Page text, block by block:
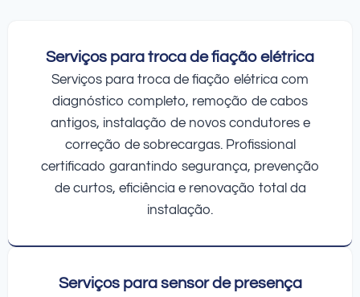
Serviços para troca de fiação elétrica
Serviços para troca de fiação elétrica com
diagnóstico completo, remoção de cabos
antigos, instalação de novos condutores e
correção de sobrecargas. Profissional
certificado garantindo segurança, prevenção
de curtos, eficiência e renovação total da
instalação.
Serviços para sensor de presença